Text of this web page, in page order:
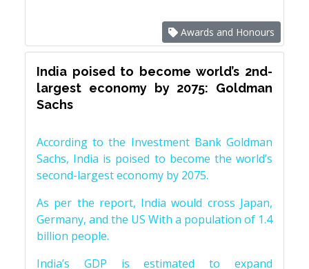
Awards and Honours
India poised to become world’s 2nd-
largest economy by 2075: Goldman
Sachs
According to the Investment Bank Goldman
Sachs, India is poised to become the world’s
second-largest economy by 2075.
As per the report, India would cross Japan,
Germany, and the US With a population of 1.4
billion people.
India’s GDP is estimated to expand